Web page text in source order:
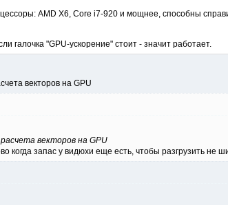
AMD X6, Core i7-920 и мощнее, способны
галочка "GPU-ускорение" стоит - значит работает.
векторов на GPU
векторов на GPU
когда запас у видюхи еще есть, чтобы разгрузить не